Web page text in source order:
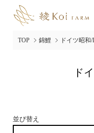
TOP 錦鯉 ドイツ昭和/
ド
並び替え